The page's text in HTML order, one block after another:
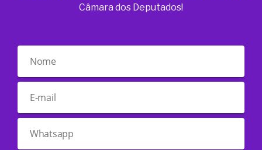
Câmara dos Deputados!